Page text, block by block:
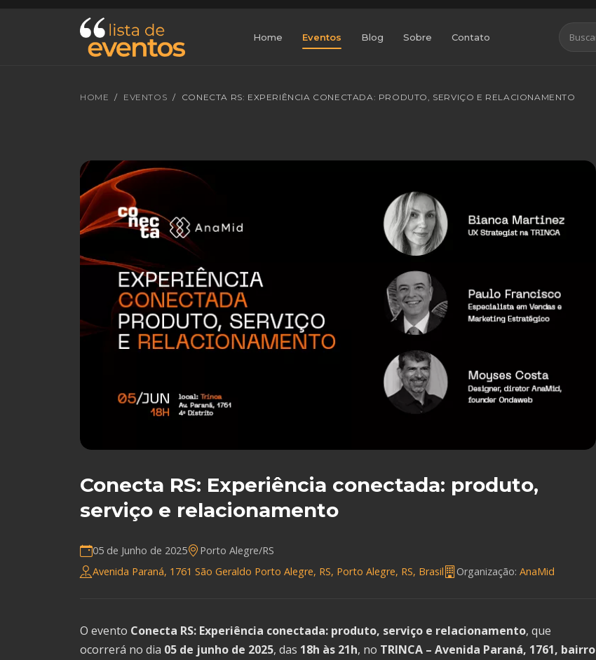
Home Eventos Blog Sobre Contato
HOME EVENTOS CONECTA RS: EXPERIÊNCIA CONECTADA: PRODUTO, SERVIÇO E RELACIONAMENTO
Conecta RS: Experiência conectada: produto,
serviço e relacionamento
05 de Junho de 2025
Porto Alegre/RS
Avenida Paraná, 1761 São Geraldo Porto Alegre, RS, Porto Alegre, RS, Brasil
Organização: AnaMid
O evento Conecta RS: Experiência conectada: produto, serviço e relacionamento, que
ocorrerá no dia 05 de junho de 2025, das 18h às 21h, no TRINCA – Avenida Paraná, 1761, bairro